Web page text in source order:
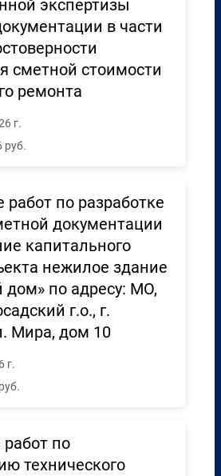
экспертизы
в части
сметной стоимости
ремонта
г.
руб.
по разработке
документации
капитального
нежилое здание
по адресу: МО,
г.о., г.
Мира, дом 10
г.
по
технического